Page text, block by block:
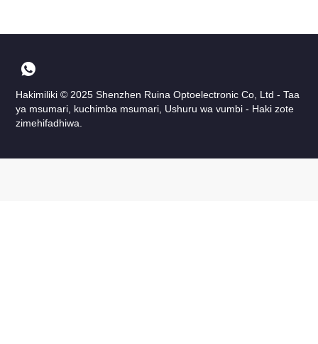
Hakimiliki © 2025 Shenzhen Ruina Optoelectronic Co, Ltd - Taa
ya msumari, kuchimba msumari, Ushuru wa vumbi - Haki zote
zimehifadhiwa.